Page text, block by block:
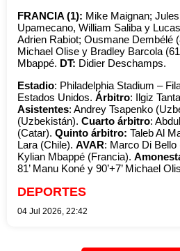
FRANCIA (1): Mike Maignan;
Upamecano, William Saliba y
Adrien Rabiot; Ousmane Dembélé
Michael Olise y Bradley Barcola
Mbappé. DT: Didier Deschamps.
Estadio: Philadelphia Stadium –
Estados Unidos. Árbitro: Ilgiz
Asistentes: Andrey Tsapenko
(Uzbekistán). Cuarto árbitro:
(Catar). Quinto árbitro: Taleb Al
Lara (Chile). AVAR: Marco Di Bello
Kylian Mbappé (Francia).
81’ Manu Koné y 90’+7’ Michael
DEPORTES
04 Jul 2026, 22:42